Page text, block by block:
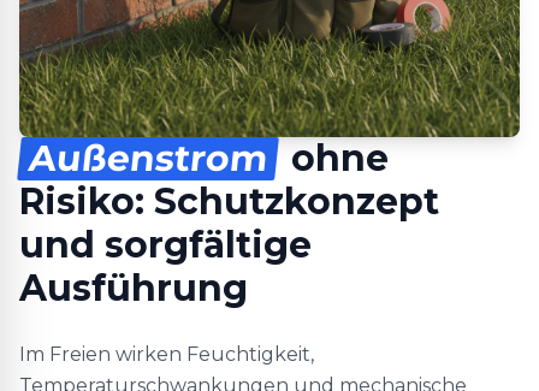
Außenstrom ohne
Risiko: Schutzkonzept
und sorgfältige
Ausführung
Im Freien wirken Feuchtigkeit,
Temperaturschwankungen und mechanische